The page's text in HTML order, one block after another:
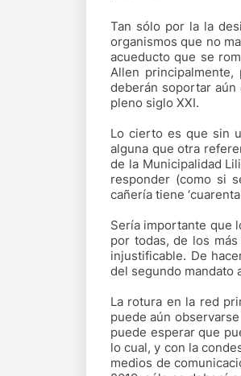
Tan sólo por la la
organismos que no
acueducto que se
Allen
deberán soportar
pleno siglo XXI.
Lo cierto es que sin
alguna que otra
de la Municipalidad
responder (como si
cañería tiene ‘cuarenta
Sería importante que
por todas, de los
injustificable. De
del segundo mandato
La rotura en la red
puede aún
puede esperar que
lo cual, y con la
medios de